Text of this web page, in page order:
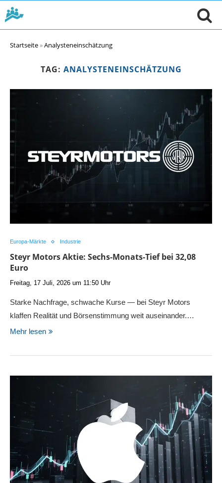
Startseite»Analysteneinschätzung
TAG: ANALYSTENEINSCHÄTZUNG
Europa-Märkte Industrie
Steyr Motors Aktie: Sechs-Monats-Tief bei 32,08
Euro
Freitag, 17 Juli, 2026 um 11:50 Uhr
Starke Nachfrage, schwache Kurse — bei Steyr Motors
klaffen Realität und Börsenstimmung weit auseinander.…
Mehr lesen